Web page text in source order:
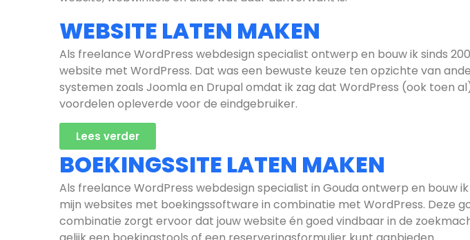
WEBSITE LATEN MAKEN
Als freelance WordPress webdesign specialist ontwerp en bouw ik sinds
website met WordPress. Dat was een bewuste keuze ten opzichte van
systemen zoals Joomla en Drupal omdat ik zag dat WordPress (ook toen
voordelen opleverde voor de eindgebruiker.
Lees verder
BOEKINGSSITE LATEN MAKEN
Als freelance WordPress webdesign specialist in Gouda ontwerp en bouw ik
mijn websites met boekingssoftware in combinatie met WordPress. Deze
combinatie zorgt ervoor dat jouw website én goed vindbaar in de